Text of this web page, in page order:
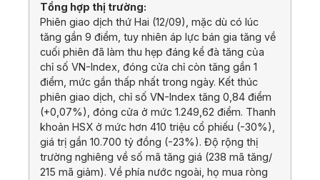
Tổng hợp thị trường:
Phiên giao dịch thứ Hai (12/09), mặc dù có lúc
tăng gần 9 điểm, tuy nhiên áp lực bán gia tăng về
cuối phiên đã làm thu hẹp đáng kể đà tăng của
chỉ số VN-Index, đóng cửa chỉ còn tăng gần 1
điểm, mức gần thấp nhất trong ngày. Kết thúc
phiên giao dịch, chỉ số VN-Index tăng 0,84 điểm
(+0,07%), đóng cửa ở mức 1.249,62 điểm. Thanh
khoản HSX ở mức hơn 410 triệu cổ phiếu (-30%),
giá trị gần 10.700 tỷ đồng (-23%). Độ rộng thị
trường nghiêng về số mã tăng giá (238 mã tăng/
215 mã giảm). Về phía nước ngoài, họ mua ròng